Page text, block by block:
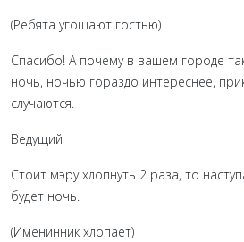
(Ребята угощают гостью)
Спасибо! А почему в вашем городе
ночь, ночью гораздо интереснее,
случаются.
Ведущий
Стоит мэру хлопнуть 2 раза, то
будет ночь.
(Именинник хлопает)